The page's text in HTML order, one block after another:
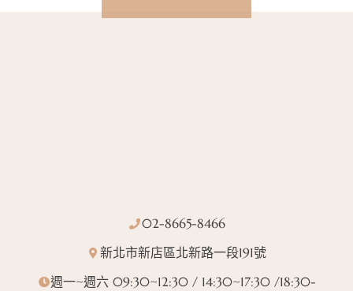
02-8665-8466
新北市新店區北新路一段191號
週一~週六 09:30~12:30 / 14:30~17:30 /18:30-